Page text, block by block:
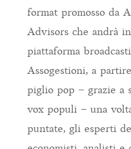
format promosso da
Advisors che andrà
piattaforma
Assogestioni, a
piglio pop – grazie a
vox populi – una
puntate, gli esperti